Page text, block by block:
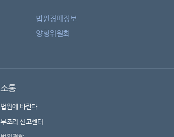
법원경매정보
양형위원회
소통
법원에 바란다
부조리 신고센터